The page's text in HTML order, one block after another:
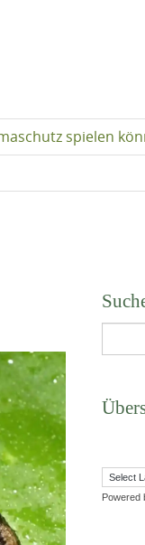
spielen
Powered